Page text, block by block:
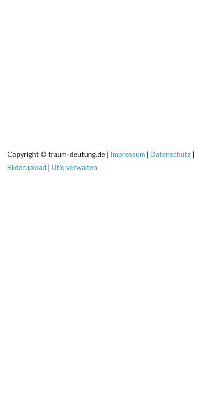
Copyright © traum-deutung.de | Impressum | Datenschutz |
Bilderupload | Utiq verwalten